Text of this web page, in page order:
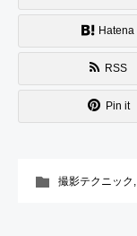
Hatena
RSS
Pin it
撮影テクニック ,